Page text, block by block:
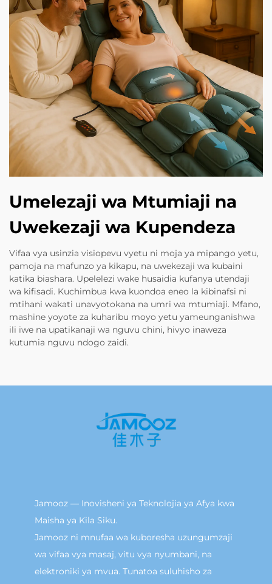
Umelezaji wa Mtumiaji na
Uwekezaji wa Kupendeza
Vifaa vya usinzia visiopevu vyetu ni moja ya mipango yetu,
pamoja na mafunzo ya kikapu, na uwekezaji wa kubaini
katika biashara. Upelelezi wake husaidia kufanya utendaji
wa kifisadi. Kuchimbua kwa kuondoa eneo la kibinafsi ni
mtihani wakati unavyotokana na umri wa mtumiaji. Mfano,
mashine yoyote za kuharibu moyo yetu yameunganishwa
ili iwe na upatikanaji wa nguvu chini, hivyo inaweza
kutumia nguvu ndogo zaidi.
Jamooz — Inovisheni ya Teknolojia ya Afya kwa
Maisha ya Kila Siku.
Jamooz ni mnufaa wa kuboresha uzungumzaji
wa vifaa vya masaj, vitu vya nyumbani, na
elektroniki ya mvua. Tunatoa suluhisho za